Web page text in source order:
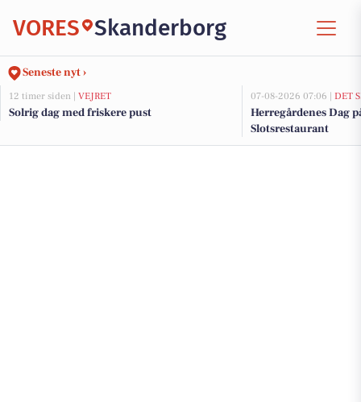
VORES Skanderborg
Seneste nyt ›
12 timer siden | VEJRET
Solrig dag med friskere pust
07-08-2026 07:06 | DET
Herregårdenes Dag
Slotsrestaurant